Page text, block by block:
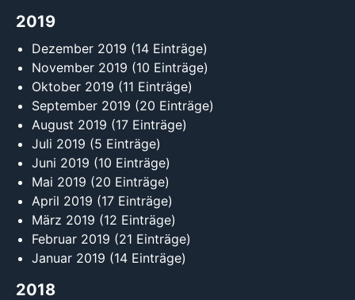
2019
Dezember 2019 (14 Einträge)
November 2019 (10 Einträge)
Oktober 2019 (11 Einträge)
September 2019 (20 Einträge)
August 2019 (17 Einträge)
Juli 2019 (5 Einträge)
Juni 2019 (10 Einträge)
Mai 2019 (20 Einträge)
April 2019 (17 Einträge)
März 2019 (12 Einträge)
Februar 2019 (21 Einträge)
Januar 2019 (14 Einträge)
2018